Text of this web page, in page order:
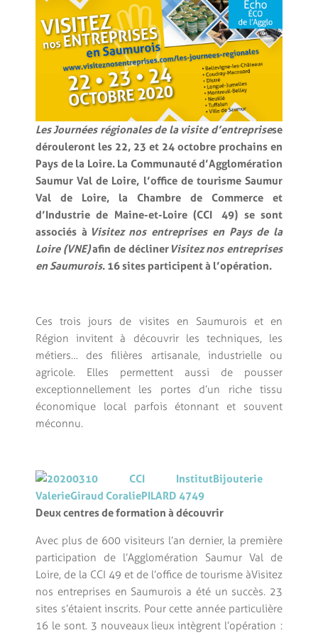
Les Journées régionales de la visite d’entreprisese
dérouleront les 22, 23 et 24 octobre prochains en
Pays de la Loire. La Communauté d’Agglomération
Saumur Val de Loire, l’office de tourisme Saumur
Val de Loire, la Chambre de Commerce et
d’Industrie de Maine-et-Loire (CCI 49) se sont
associés à Visitez nos entreprises en Pays de la
Loire (VNE)afin de décliner Visitez nos entreprises
en Saumurois. 16 sites participent à l’opération.
Ces trois jours de visites en Saumurois et en
Région invitent à découvrir les techniques, les
métiers… des filières artisanale, industrielle ou
agricole. Elles permettent aussi de pousser
exceptionnellement les portes d’un riche tissu
économique local parfois étonnant et souvent
méconnu.
Deux centres de formation à découvrir
Avec plus de 600 visiteurs l’an dernier, la première
participation de l’Agglomération Saumur Val de
Loire, de la CCI 49 et de l’office de tourisme àVisitez
nos entreprises en Saumurois a été un succès. 23
sites s’étaient inscrits. Pour cette année particulière
16 le sont. 3 nouveaux lieux intègrent l’opération :